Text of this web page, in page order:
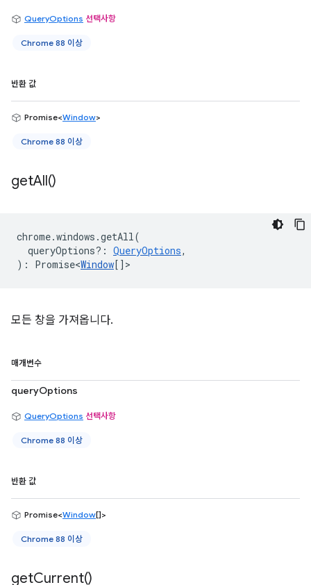
QueryOptions 선택사항
Chrome 88 이상
반환 값
Promise<Window>
Chrome 88 이상
getAll()
chrome.windows .getAll(
queryOptions? : QueryOptions,
) : Promise<Window[] >
모든 창을 가져옵니다.
매개변수
queryOptions
QueryOptions 선택사항
Chrome 88 이상
반환 값
Promise<Window[]>
Chrome 88 이상
getCurrent()